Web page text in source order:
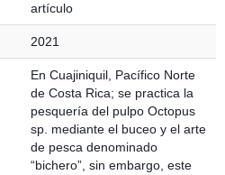
artículo
2021
En Cuajiniquil, Pacífico Norte
de Costa Rica; se practica la
pesquería del pulpo Octopus
sp. mediante el buceo y el arte
de pesca denominado
“bichero”, sin embargo, este